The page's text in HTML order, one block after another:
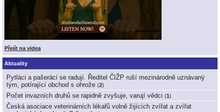
Přejít na videa
Aktuality
Pytláci a pašeráci se radují. Ředitel ČIŽP ruší mezinárodně uznávaný
tým, potírající obchod s ohrože (2)
Počet invazních druhů se rapidně zvyšuje, varují vědci (1 )
Česká asociace veterinárních lékařů volně žijících zvířat a zvířat